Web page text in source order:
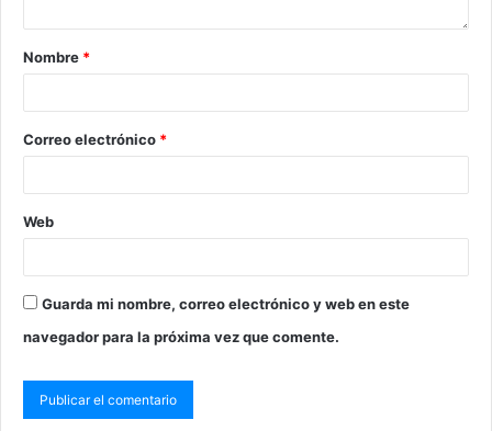
Nombre *
Correo electrónico *
Web
Guarda mi nombre, correo electrónico y web en este
navegador para la próxima vez que comente.